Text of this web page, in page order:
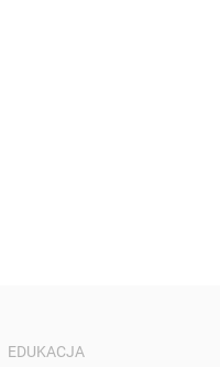
EDUKACJA